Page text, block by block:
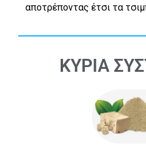
αποτρέποντας έτσι τα
ΚΥΡΙΑ